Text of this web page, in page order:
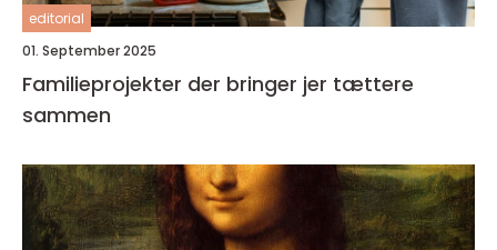
editorial
01. September 2025
Familieprojekter der bringer jer tættere
sammen